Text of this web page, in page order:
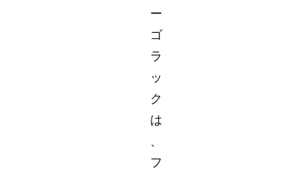
ー
ゴ
ラ
ッ
ク
は
、
フ